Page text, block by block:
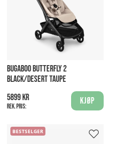
BUGABOO BUTTERFLY 2
BLACK/DESERT TAUPE
5899 kr
Rek. pris:
Kjøp
BESTSELGER